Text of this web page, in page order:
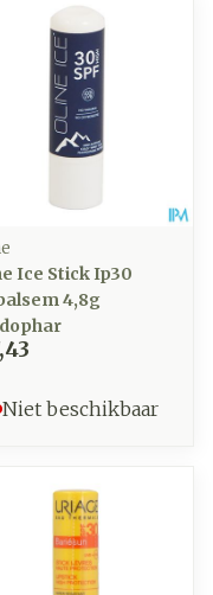
Ice Stick Ip30
4,8g
Niet beschikbaar